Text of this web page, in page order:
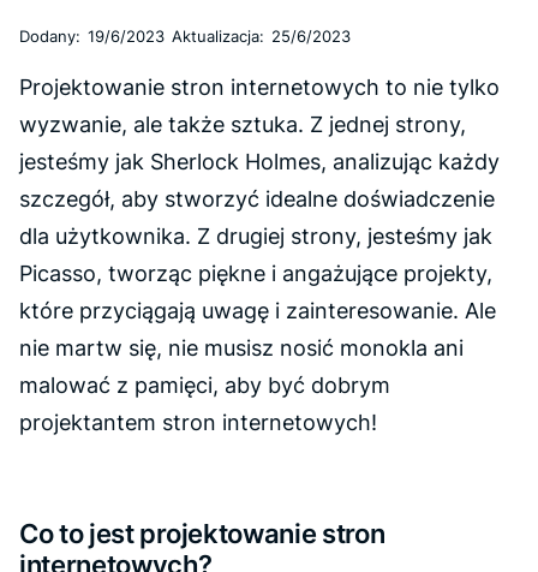
Dodany: 19/6/2023 Aktualizacja: 25/6/2023
Projektowanie stron internetowych to nie tylko
wyzwanie, ale także sztuka. Z jednej strony,
jesteśmy jak Sherlock Holmes, analizując każdy
szczegół, aby stworzyć idealne doświadczenie
dla użytkownika. Z drugiej strony, jesteśmy jak
Picasso, tworząc piękne i angażujące projekty,
które przyciągają uwagę i zainteresowanie. Ale
nie martw się, nie musisz nosić monokla ani
malować z pamięci, aby być dobrym
projektantem stron internetowych!
Co to jest projektowanie stron
internetowych?